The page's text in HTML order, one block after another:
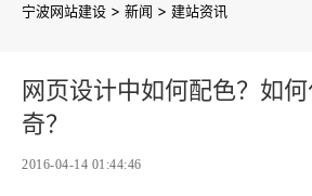
宁波网站建设 > 新闻 > 建站资讯
网页设计中如何配色？如
奇？
2016-04-14 01:44:46